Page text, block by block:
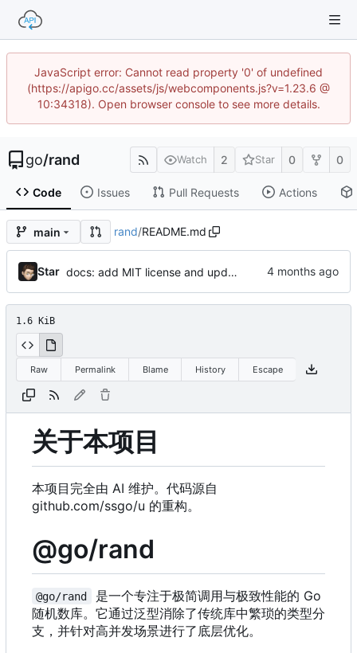
JavaScript error: Cannot read property '0' of undefined
(https://apigo.cc/assets/js/webcomponents.js?v=1.23.6 @
10:34318). Open browser console to see more details.
go/rand Watch 2 Star 0 0
Code Issues Pull Requests Actions
main rand/README.md
Star docs: add MIT license and update README origin info (AI)
1.6 KiB
Raw Permalink Blame History Escape
关于本项目
本项目完全由 AI 维护。代码源自
github.com/ssgo/u 的重构。
@go/rand
@go/rand
是一个专注于极简调用与极致性能的 Go
随机数库。它通过泛型消除了传统库中繁琐的类型分
支，并针对高并发场景进行了底层优化。